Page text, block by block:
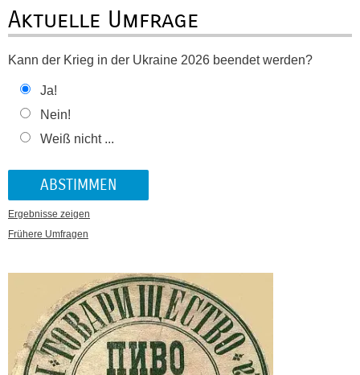
Aktuelle Umfrage
Kann der Krieg in der Ukraine 2026 beendet werden?
Ja!
Nein!
Weiß nicht ...
Ergebnisse zeigen
Frühere Umfragen